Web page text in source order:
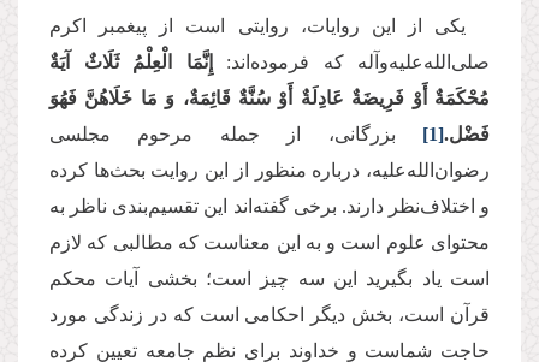
یکی از این روایات، روایتی است از پیغمبر اکرم
صلی‌الله‌علیه‌وآله که فرموده‌اند:
إِنَّمَا الْعِلْمُ‏ ثَلَاثٌ‏ آیَةٌ
مُحْكَمَةٌ أَوْ فَرِیضَةٌ عَادِلَةٌ أَوْ سُنَّةٌ قَائِمَةٌ، وَ مَا خَلَاهُنَّ فَهُوَ
فَضْل.[1] بزرگانی، از جمله مرحوم مجلسی
رضوان‌الله‌علیه، درباره منظور از این روایت بحث‌‌ها کرده
و اختلاف‌نظر دارند. برخی گفته‌اند این تقسیم‌بندی ناظر به
محتوای علوم است و به این معناست که مطالبی که لازم
است یاد بگیرید این سه چیز است؛ بخشی آیات محکم
قرآن است، بخش دیگر احکامی است که در زندگی مورد
حاجت‌ شماست و خداوند برای نظم جامعه تعیین کرده